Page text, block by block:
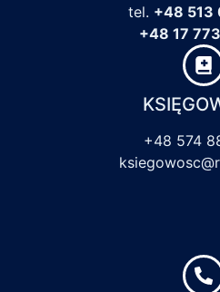
tel. +48 513
+48 17
+48 574